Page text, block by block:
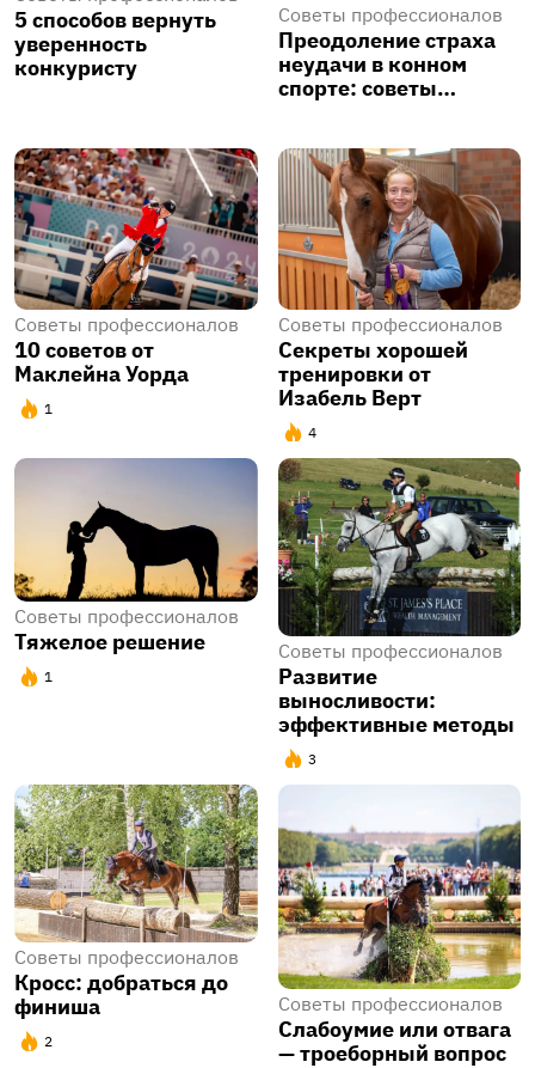
5 способов вернуть
уверенность
конкуристу
Советы профессионалов
Преодоление страха
неудачи в конном
спорте: советы…
Советы профессионалов
10 советов от
Маклейна Уорда
1
Советы профессионалов
Секреты хорошей
тренировки от
Изабель Верт
4
Советы профессионалов
​Тяжелое решение
1
Советы профессионалов
​Развитие
выносливости:
эффективные методы
3
Советы профессионалов
Кросс: добраться до
финиша
2
Советы профессионалов
Слабоумие или отвага
— троеборный вопрос